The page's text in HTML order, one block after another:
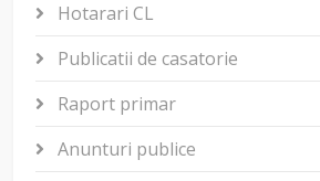
Hotarari CL
Publicatii de casatorie
Raport primar
Anunturi publice